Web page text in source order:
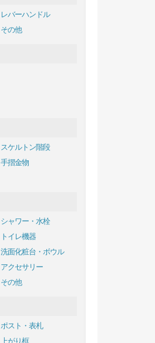
レバーハンドル
その他
スケルトン階段
手摺金物
シャワー・水栓
トイレ機器
洗面化粧台・ボウル
アクセサリー
その他
ポスト・表札
上がり框